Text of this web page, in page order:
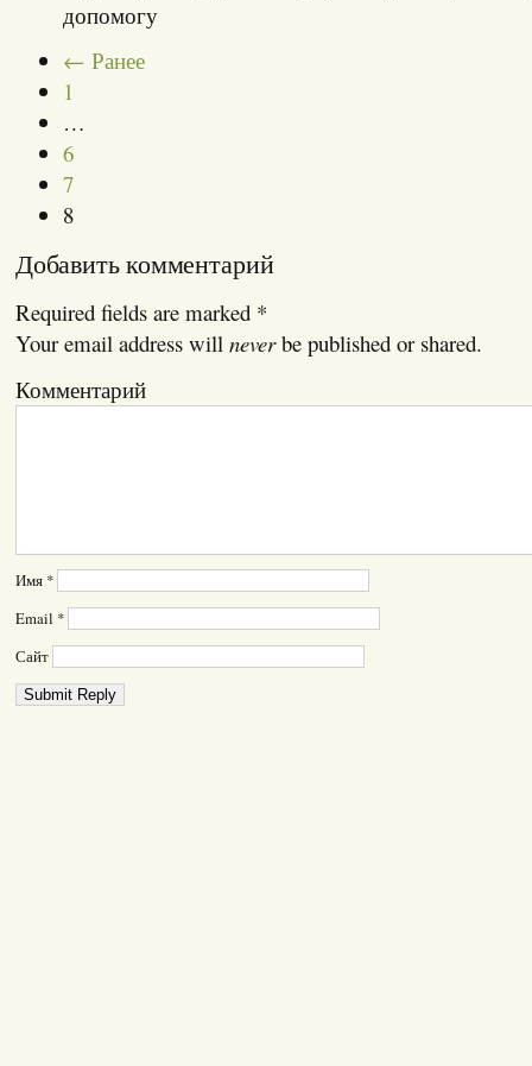
допомогу
← Ранее
1
…
6
7
8
Добавить комментарий
Required fields are marked *
Your email address will neverbe published or shared.
Комментарий
Имя *
Email *
Сайт